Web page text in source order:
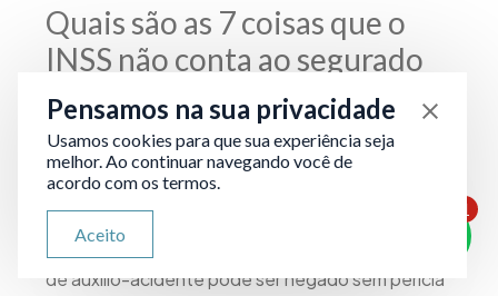
Quais são as 7 coisas que o
INSS não conta ao segurado
sobre a perícia?
Algumas informações que o INSS
frequentemente não comunica: que o auxílio-
benefício por incapacidade quando há sequela
permanente; que desde março de 2026 o pedido
de auxílio-acidente pode ser negado sem perícia
1
Pensamos na sua privacidade
Usamos cookies para que sua experiência seja
melhor. Ao continuar navegando você de
acordo com os termos.
Aceito